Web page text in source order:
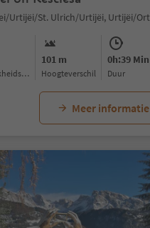
101 m
Hoogteverschil
0h:39 Min
Duur
Meer informatie